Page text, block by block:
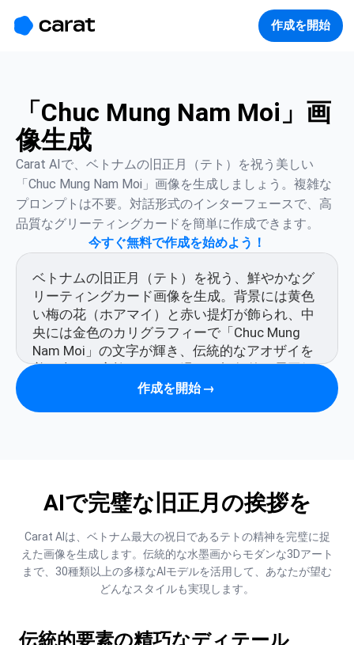
作成を開始
「Chuc Mung Nam Moi」画
像生成
Carat AIで、ベトナムの旧正月（テト）を祝う美しい
「Chuc Mung Nam Moi」画像を生成しましょう。複雑な
プロンプトは不要。対話形式のインターフェースで、高
品質なグリーティングカードを簡単に作成できます。
今すぐ無料で作成を始めよう！
作成を開始 →
AIで完璧な旧正月の挨拶を
Carat AIは、ベトナム最大の祝日であるテトの精神を完璧に捉
えた画像を生成します。伝統的な水墨画からモダンな3Dアート
まで、30種類以上の多様なAIモデルを活用して、あなたが望む
どんなスタイルも実現します。
伝統的要素の精巧なディテール